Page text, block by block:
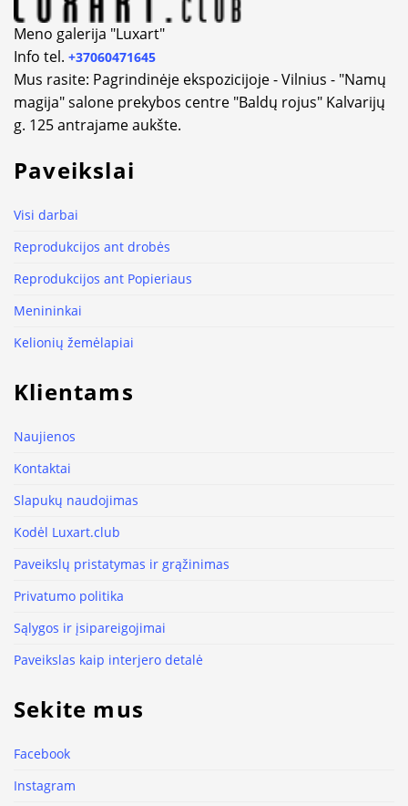
Meno galerija "Luxart"
Info tel. +37060471645
Mus rasite: Pagrindinėje ekspozicijoje - Vilnius - "Namų
magija" salone prekybos centre "Baldų rojus" Kalvarijų
g. 125 antrajame aukšte.
Paveikslai
Visi darbai
Reprodukcijos ant drobės
Reprodukcijos ant Popieriaus
Menininkai
Kelionių žemėlapiai
Klientams
Naujienos
Kontaktai
Slapukų naudojimas
Kodėl Luxart.club
Paveikslų pristatymas ir grąžinimas
Privatumo politika
Sąlygos ir įsipareigojimai
Paveikslas kaip interjero detalė
Sekite mus
Facebook
Instagram